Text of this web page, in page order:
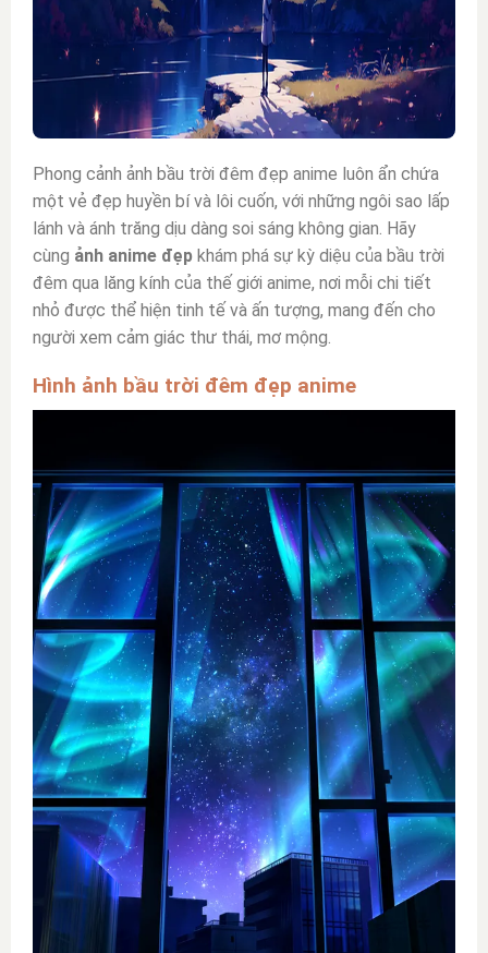
Phong cảnh ảnh bầu trời đêm đẹp anime luôn ẩn chứa
một vẻ đẹp huyền bí và lôi cuốn, với những ngôi sao lấp
lánh và ánh trăng dịu dàng soi sáng không gian. Hãy
cùng ảnh anime đẹpkhám phá sự kỳ diệu của bầu trời
đêm qua lăng kính của thế giới anime, nơi mỗi chi tiết
nhỏ được thể hiện tinh tế và ấn tượng, mang đến cho
người xem cảm giác thư thái, mơ mộng.
Hình ảnh bầu trời đêm đẹp anime